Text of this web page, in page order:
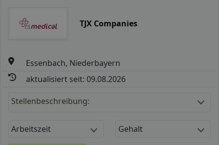
TJX Companies
Essenbach, Niederbayern
aktualisiert seit: 09.08.2026
Stellenbeschreibung:
Arbeitszeit Gehalt